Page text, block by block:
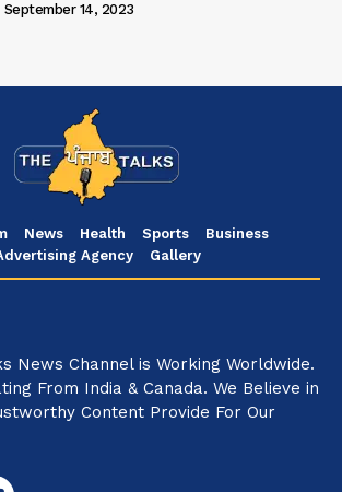
September 14, 2023
News Health Sports
Business
Agency
Gallery
News Channel is Working Worldwide.
From India & Canada. We Believe in
Content Provide For Our